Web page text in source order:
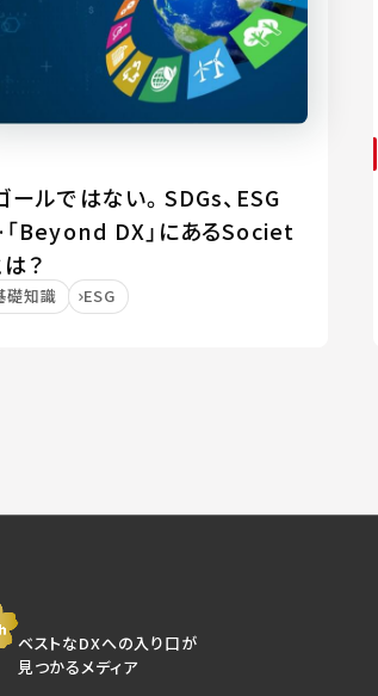
ールではない。SDGs、ESG
Beyond DX」にあるSociet
？
礎知識 ESG
ベストなDXへの入り口が
見つかるメディア